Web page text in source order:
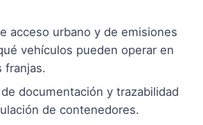
acceso urbano y de emisiones
vehículos pueden operar en
franjas.
documentación y trazabilidad
de contenedores.